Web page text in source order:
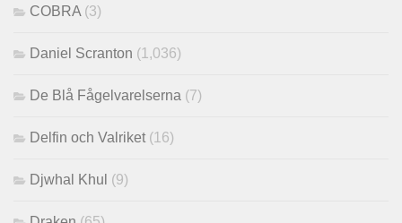
COBRA (3)
Daniel Scranton (1,036)
De Blå Fågelvarelserna (7)
Delfin och Valriket (16)
Djwhal Khul (9)